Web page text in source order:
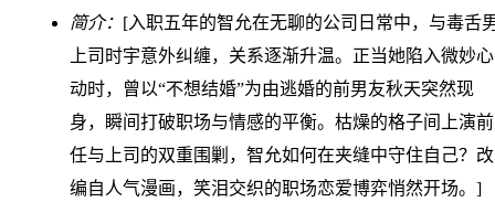
简介： [入职五年的智允在无聊的公司日常中，与毒舌
上司时宇意外纠缠，关系逐渐升温。正当她陷入微妙心
动时，曾以“不想结婚”为由逃婚的前男友秋天突然现
身，瞬间打破职场与情感的平衡。枯燥的格子间上演前
任与上司的双重围剿，智允如何在夹缝中守住自己？改
编自人气漫画，笑泪交织的职场恋爱博弈悄然开场。]